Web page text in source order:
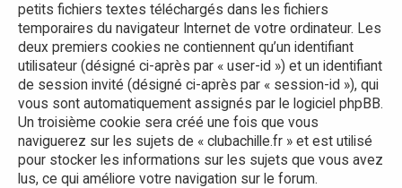
petits fichiers textes téléchargés dans les fichiers
temporaires du navigateur Internet de votre ordinateur. Les
deux premiers cookies ne contiennent qu’un identifiant
utilisateur (désigné ci-après par « user-id ») et un identifiant
de session invité (désigné ci-après par « session-id »), qui
vous sont automatiquement assignés par le logiciel phpBB.
Un troisième cookie sera créé une fois que vous
naviguerez sur les sujets de « clubachille.fr » et est utilisé
pour stocker les informations sur les sujets que vous avez
lus, ce qui améliore votre navigation sur le forum.